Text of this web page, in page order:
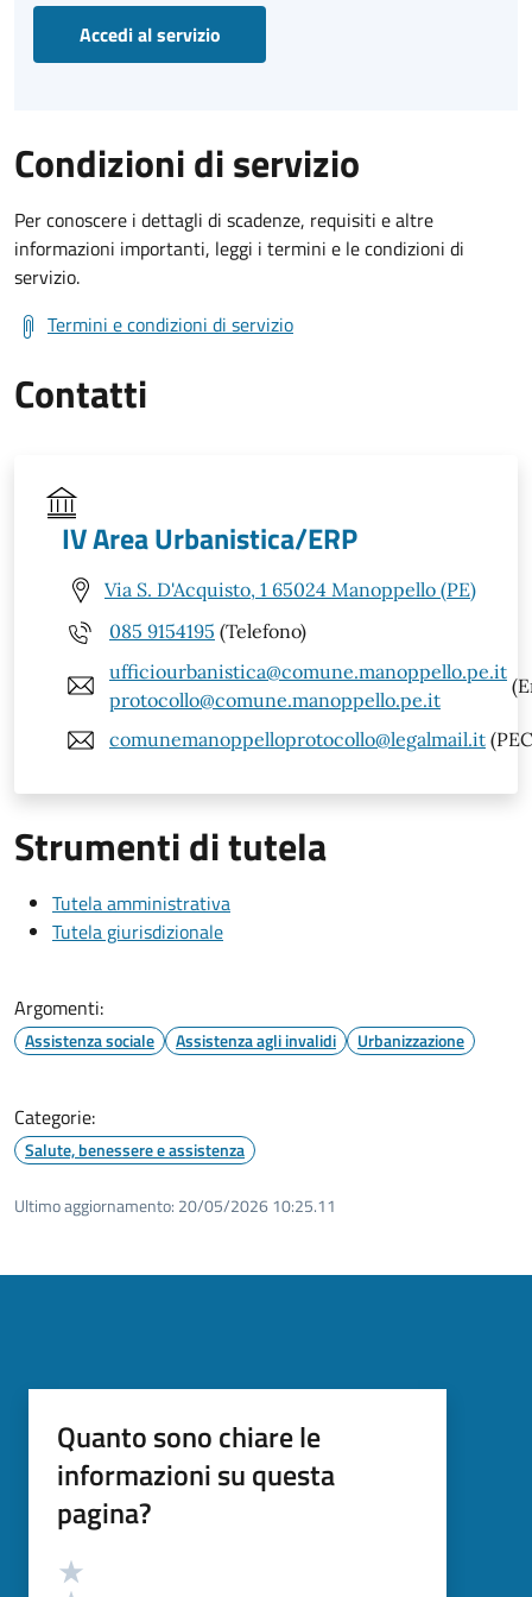
Accedi al servizio
Condizioni di servizio
Per conoscere i dettagli di scadenze, requisiti e altre
informazioni importanti, leggi i termini e le condizioni di
servizio.
Termini e condizioni di servizio
Contatti
IV Area Urbanistica/ERP
Via S. D'Acquisto, 1 65024 Manoppello (PE)
085 9154195 (Telefono)
ufficiourbanistica@comune.manoppello.pe.it
protocollo@comune.manoppello.pe.it
comunemanoppelloprotocollo@legalmail.it
Strumenti di tutela
Tutela amministrativa
Tutela giurisdizionale
Argomenti:
Assistenza sociale Assistenza agli invalidi Urbanizzazione
Categorie:
Salute, benessere e assistenza
Ultimo aggiornamento: 20/05/2026 10:25.11
Quanto sono chiare le
informazioni su questa
pagina?
Valutazione